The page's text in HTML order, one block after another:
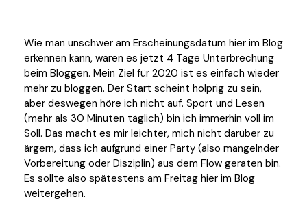
Wie man unschwer am Erscheinungsdatum hier im Blog
erkennen kann, waren es jetzt 4 Tage Unterbrechung
beim Bloggen. Mein Ziel für 2020 ist es einfach wieder
mehr zu bloggen. Der Start scheint holprig zu sein,
aber deswegen höre ich nicht auf. Sport und Lesen
(mehr als 30 Minuten täglich) bin ich immerhin voll im
Soll. Das macht es mir leichter, mich nicht darüber zu
ärgern, dass ich aufgrund einer Party (also mangelnder
Vorbereitung oder Disziplin) aus dem Flow geraten bin.
Es sollte also spätestens am Freitag hier im Blog
weitergehen.